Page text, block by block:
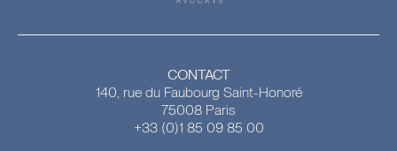
CONTACT
140, rue du Faubourg Saint-Honoré
75008 Paris
+33 (0)1 85 09 85 00